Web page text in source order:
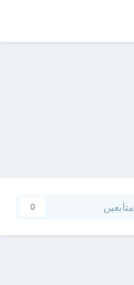
متابعين 0